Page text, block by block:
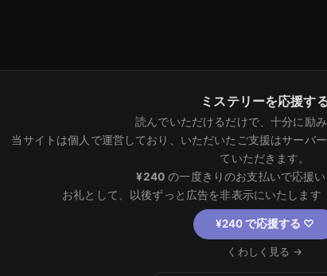
ミステリーを応援す
読んでいただけるだけで、十分に励み
当サイトは個人で運営しており、いただいたご支援はサーバ
ていただきます。
¥240 の一度きりのお支払いで応援い
お礼として、以後ずっと広告を非表示にいたします
¥240 で応援する ♡
くわしく見る →